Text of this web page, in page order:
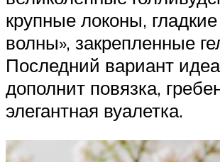
крупные локоны,
волны», закрепленные
Последний вариант
дополнит повязка,
элегантная вуалетка.